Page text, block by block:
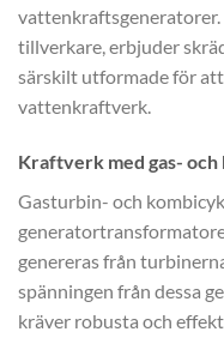
vattenkraftsgeneratorer.
tillverkare, erbjuder
särskilt utformade för
vattenkraftverk.
Kraftverk med gas-
Gasturbin- och
genereras från
spänningen från dessa
kräver robusta och